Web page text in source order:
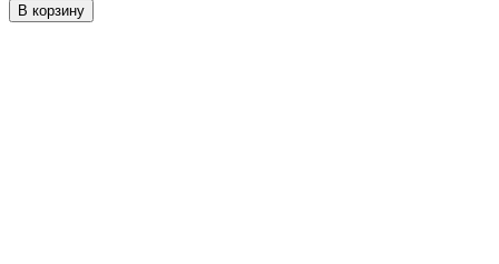
В корзину